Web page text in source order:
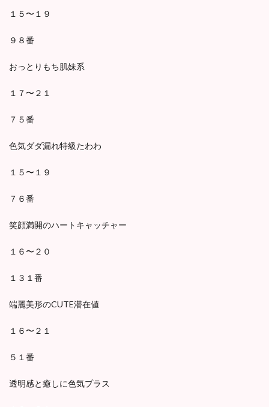
１５〜１９
９８番
おっとりもち肌妹系
１７〜２１
７５番
色気ダダ漏れ特級たわわ
１５〜１９
７６番
笑顔満開のハートキャッチャー
１６〜２０
１３１番
端麗美形のCUTE潜在値
１６〜２１
５１番
透明感と癒しに色気プラス